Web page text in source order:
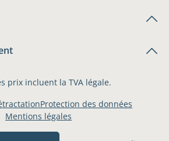
prix incluent la TVA légale.
Protection des données
Mentions légales